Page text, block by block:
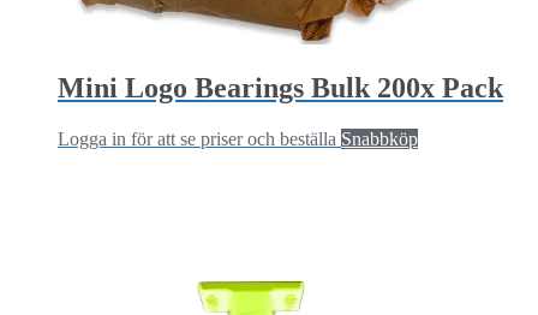
Mini Logo Bearings Bulk 200x Pack
Logga in för att se priser och beställa Snabbköp